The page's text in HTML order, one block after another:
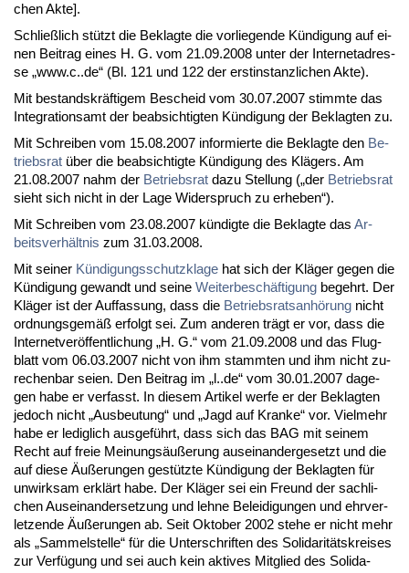
chen Ak­te].
Sch­ließlich stützt die Be­klag­te die vor­lie­gen­de Kündi­gung auf ei­
nen Bei­trag ei­nes H. G. vom 21.09.2008 un­ter der In­ter­net­adres­
se „www.c..de“ (Bl. 121 und 122 der erst­in­stanz­li­chen Ak­te).
Mit be­stands­kräfti­gem Be­scheid vom 30.07.2007 stimm­te das
In­te­gra­ti­ons­amt der be­ab­sich­tig­ten Kündi­gung der Be­klag­ten zu.
Mit Schrei­ben vom 15.08.2007 in­for­mier­te die Be­klag­te den Be­
triebs­rat über die be­ab­sich­tig­te Kündi­gung des Klägers. Am
21.08.2007 nahm der Be­triebs­rat da­zu Stel­lung („der Be­triebs­rat
sieht sich nicht in der La­ge Wi­der­spruch zu er­he­ben“).
Mit Schrei­ben vom 23.08.2007 kündig­te die Be­klag­te das Ar­
beits­verhält­nis zum 31.03.2008.
Mit sei­ner Kündi­gungs­schutz­kla­ge hat sich der Kläger ge­gen die
Kündi­gung ge­wandt und sei­ne Wei­ter­beschäfti­gung be­gehrt. Der
Kläger ist der Auf­fas­sung, dass die Be­triebs­rats­anhörung nicht
ord­nungs­gemäß er­folgt sei. Zum an­de­ren trägt er vor, dass die
In­ter­net­veröffent­li­chung „H. G.“ vom 21.09.2008 und das Flug­
blatt vom 06.03.2007 nicht von ihm stamm­ten und ihm nicht zu­
re­chen­bar sei­en. Den Bei­trag im „l..de“ vom 30.01.2007 da­ge­
gen ha­be er ver­fasst. In die­sem Ar­ti­kel wer­fe er der Be­klag­ten
je­doch nicht „Aus­beu­tung“ und „Jagd auf Kran­ke“ vor. Viel­mehr
ha­be er le­dig­lich aus­geführt, dass sich das BAG mit sei­nem
Recht auf freie Mei­nungsäußerung aus­ein­an­der­ge­setzt und die
auf die­se Äußerun­gen gestütz­te Kündi­gung der Be­klag­ten für
un­wirk­sam erklärt ha­be. Der Kläger sei ein Freund der sach­li­
chen Aus­ein­an­der­set­zung und leh­ne Be­lei­di­gun­gen und ehr­ver­
let­zen­de Äußerun­gen ab. Seit Ok­to­ber 2002 ste­he er nicht mehr
als „Sam­mel­stel­le“ für die Un­ter­schrif­ten des So­li­da­ritäts­krei­ses
zur Verfügung und sei auch kein ak­ti­ves Mit­glied des So­li­da­